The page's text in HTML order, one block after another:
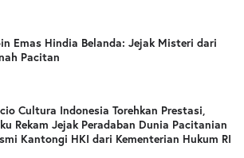
Emas Hindia Belanda: Jejak Misteri dari
Pacitan
Cultura Indonesia Torehkan Prestasi,
Rekam Jejak Peradaban Dunia Pacitanian
Kantongi HKI dari Kementerian Hukum RI